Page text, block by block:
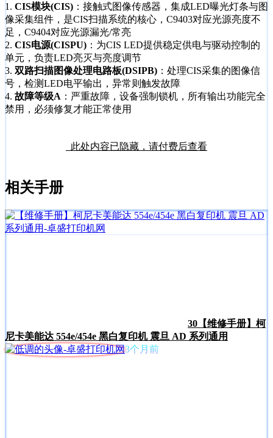
1. CIS模块(CIS) ：接触式图像传感器，集成LED曝光灯条与图
像采集组件，是CIS扫描系统的核心，C9403对应光源亮度不
足，C9404对应光源漏光/常亮
2. CIS电源(CISPU) ：为CIS LED提供稳定供电与驱动控制的
单元，负责LED亮灭与亮度调节
3. 双路扫描图像处理电路板(DSIPB) ：处理CIS采集的图像信
号，检测LED电平输出，异常则触发故障
4. 故障等级A ：严重故障，设备强制锁机，所有输出功能完全
禁用，必须修复才能正常使用
此处内容已隐藏，请付费后查看
相关手册
30 【维修手册】柯
尼卡美能达 554e/454e 黑白复印机 震旦 AD 系列通用
3个月前